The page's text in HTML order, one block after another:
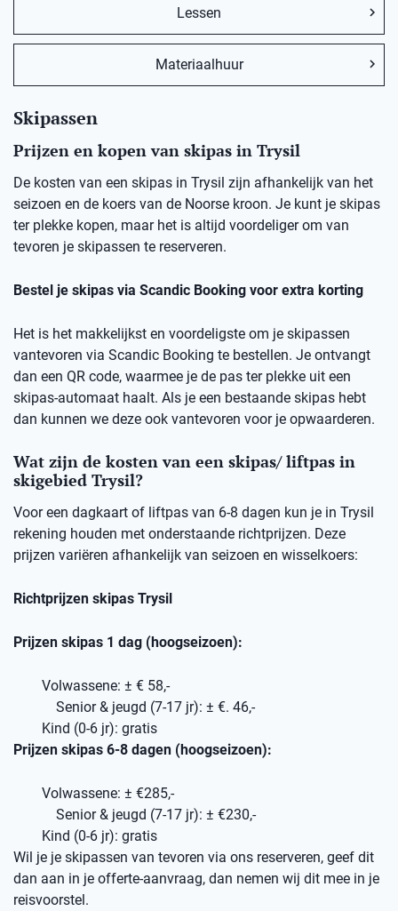
Lessen
Materiaalhuur
Skipassen
Prijzen en kopen van skipas in Trysil
De kosten van een skipas in Trysil zijn afhankelijk van het
seizoen en de koers van de Noorse kroon. Je kunt je skipas
ter plekke kopen, maar het is altijd voordeliger om van
tevoren je skipassen te reserveren.
Bestel je skipas via Scandic Booking voor extra korting
Het is het makkelijkst en voordeligste om je skipassen
vantevoren via Scandic Booking te bestellen. Je ontvangt
dan een QR code, waarmee je de pas ter plekke uit een
skipas-automaat haalt. Als je een bestaande skipas hebt
dan kunnen we deze ook vantevoren voor je opwaarderen.
Wat zijn de kosten van een skipas/ liftpas in
skigebied Trysil?
Voor een dagkaart of liftpas van 6-8 dagen kun je in Trysil
rekening houden met onderstaande richtprijzen. Deze
prijzen variëren afhankelijk van seizoen en wisselkoers:
Richtprijzen skipas Trysil
Prijzen skipas 1 dag (hoogseizoen):
Volwassene: ± € 58,-
Senior & jeugd (7-17 jr): ± €. 46,-
Kind (0-6 jr): gratis
Prijzen skipas 6-8 dagen (hoogseizoen):
Volwassene: ± €285,-
Senior & jeugd (7-17 jr): ± €230,-
Kind (0-6 jr): gratis
Wil je je skipassen van tevoren via ons reserveren, geef dit
dan aan in je offerte-aanvraag, dan nemen wij dit mee in je
reisvoorstel.